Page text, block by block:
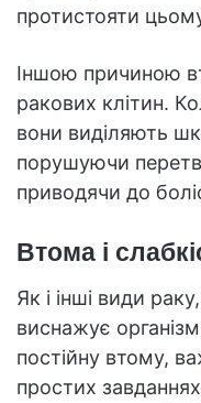
протистояти
Іншою причиною
ракових клітин.
вони виділяють
порушуючи
приводячи до
Втома і
Як і інші види
виснажує
постійну втому,
простих